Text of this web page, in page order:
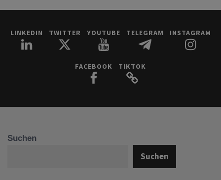
LINKEDIN TWITTER YOUTUBE TELEGRAM INSTAGRAM
FACEBOOK TIKTOK
Suchen
Suchen